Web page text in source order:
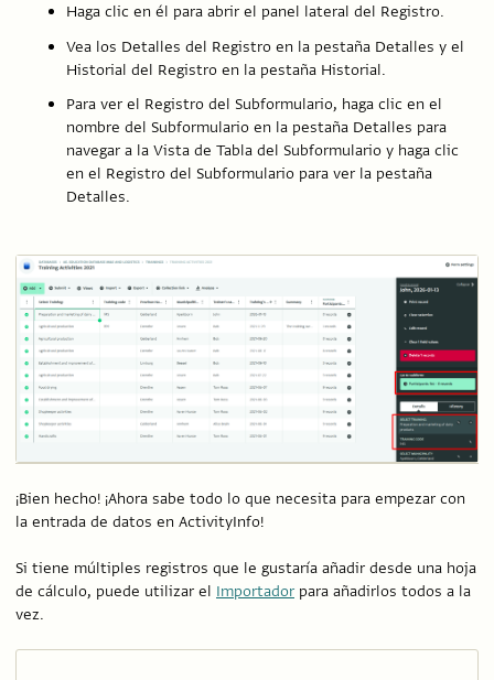
Haga clic en él para abrir el panel lateral del Registro.
Vea los Detalles del Registro en la pestaña Detalles y el
Historial del Registro en la pestaña Historial.
Para ver el Registro del Subformulario, haga clic en el
nombre del Subformulario en la pestaña Detalles para
navegar a la Vista de Tabla del Subformulario y haga clic
en el Registro del Subformulario para ver la pestaña
Detalles.
¡Bien hecho! ¡Ahora sabe todo lo que necesita para empezar con
la entrada de datos en ActivityInfo!
Si tiene múltiples registros que le gustaría añadir desde una hoja
de cálculo, puede utilizar el Importador para añadirlos todos a la
vez.